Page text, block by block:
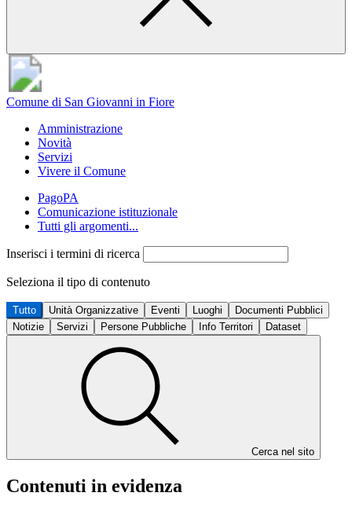
Comune di San Giovanni in Fiore
Amministrazione
Novità
Servizi
Vivere il Comune
PagoPA
Comunicazione istituzionale
Tutti gli argomenti...
Inserisci i termini di ricerca
Seleziona il tipo di contenuto
Tutto Unità Organizzative Eventi Luoghi
Documenti Pubblici
Notizie
Servizi Persone Pubbliche Info Territori Dataset
Cerca nel sito
Contenuti in evidenza